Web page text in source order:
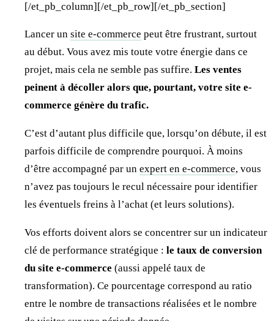
[/et_pb_column][/et_pb_row][/et_pb_section]
Lancer un site e-commerce peut être frustrant, surtout
au début. Vous avez mis toute votre énergie dans ce
projet, mais cela ne semble pas suffire. Les ventes
peinent à décoller alors que, pourtant, votre site e-
commerce génère du trafic.
C’est d’autant plus difficile que, lorsqu’on débute, il est
parfois difficile de comprendre pourquoi. À moins
d’être accompagné par un expert en e-commerce, vous
n’avez pas toujours le recul nécessaire pour identifier
les éventuels freins à l’achat (et leurs solutions).
Vos efforts doivent alors se concentrer sur un indicateur
clé de performance stratégique : le taux de conversion
du site e-commerce (aussi appelé taux de
transformation). Ce pourcentage correspond au ratio
entre le nombre de transactions réalisées et le nombre